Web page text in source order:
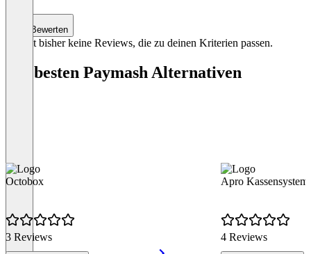
Bewerten
Es gibt bisher keine Reviews, die zu deinen Kriterien passen.
Die besten Paymash Alternativen
Octobox
3 Reviews
Apro
4 Reviews